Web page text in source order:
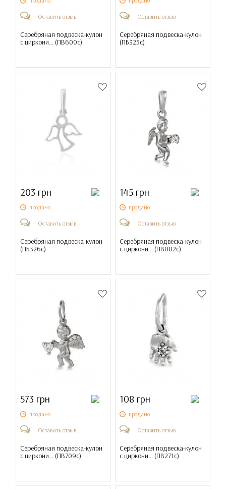
Оставить отзыв
Серебряная подвеска-кулон
с циркони... (ПВ600с)
Оставить отзыв
Серебряная подвеска-кулон
(ПБ325с)
203 грн
продано
Оставить отзыв
Серебряная подвеска-кулон
(ПБ326с)
145 грн
продано
Оставить отзыв
Серебряная подвеска-кулон
с циркони... (ПВ002с)
573 грн
продано
Оставить отзыв
Серебряная подвеска-кулон
с циркони... (ПВ709с)
108 грн
продано
Оставить отзыв
Серебряная подвеска-кулон
с циркони... (ПВ271с)